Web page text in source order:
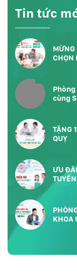
Tin tức
CHỌN
cùng
TẶNG
QUỴ
ƯU
KHOA